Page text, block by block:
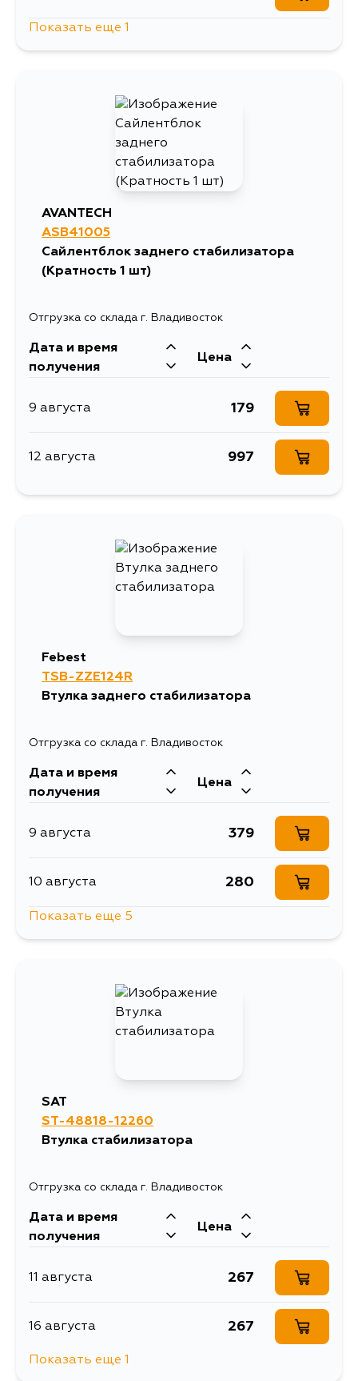
Показать еще 1
AVANTECH
ASB41005
Сайлентблок заднего стабилизатора
(Кратность 1 шт)
Отгрузка со склада г. Владивосток
Дата и время
получения
Цена
9 августа 179
12 августа 997
Febest
TSB-ZZE124R
Втулка заднего стабилизатора
Отгрузка со склада г. Владивосток
Дата и время
получения
Цена
9 августа 379
10 августа 280
432
15 августа
Показать еще 5
SAT
ST-48818-12260
Втулка стабилизатора
Отгрузка со склада г. Владивосток
Дата и время
получения
Цена
11 августа 267
16 августа 267
Показать еще 1